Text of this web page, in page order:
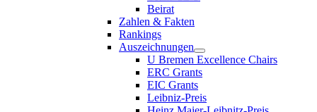
Beirat
Zahlen & Fakten
Rankings
Auszeichnungen
U Bremen Excellence Chairs
ERC Grants
EIC Grants
Leibniz-Preis